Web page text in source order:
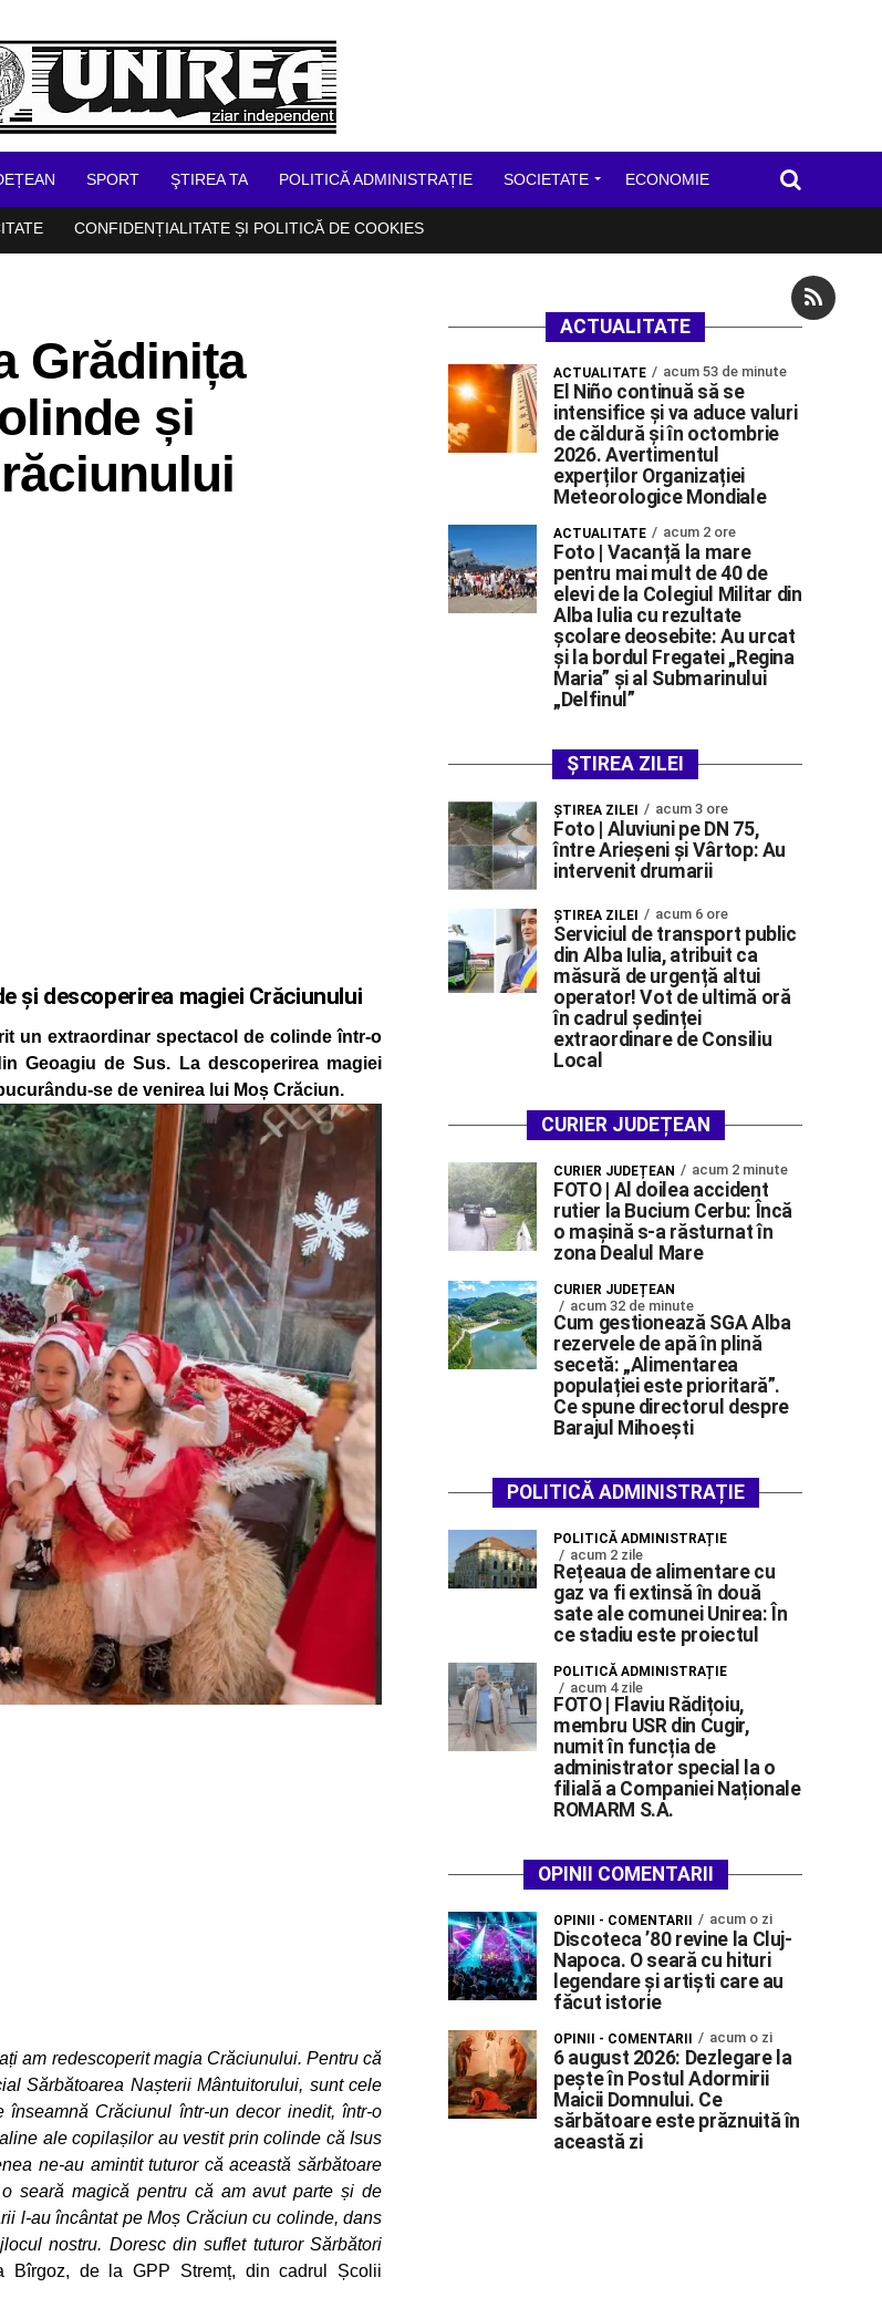
SPORT ŞTIREA TA POLITICĂ ADMINISTRAȚIE SOCIETATE ECONOMIE
CONFIDENȚIALITATE ȘI POLITICĂ DE COOKIES
Grădinița
și
și descoperirea magiei Crăciunului
un extraordinar spectacol de colinde într-o
Geoagiu de Sus. La descoperirea magiei
se de venirea lui Moș Crăciun.
am redescoperit magia Crăciunului. Pentru că
Sărbătoarea Nașterii Mântuitorului, sunt cele
Crăciunul într-un decor inedit, într-o
ale copilașilor au vestit prin colinde că Isus
ne-au amintit tuturor că această sărbătoare
seară magică pentru că am avut parte și de
l-au încântat pe Moș Crăciun cu colinde, dans
nostru. Doresc din suflet tuturor Sărbători
Bîrgoz, de la GPP Stremț, din cadrul Școlii
ACTUALITATE
ACTUALITATE acum 53 de minute
El Niño continuă să se
intensifice și va aduce valuri
de căldură și în octombrie
2026. Avertimentul
experților Organizației
Meteorologice Mondiale
ACTUALITATE acum 2 ore
Foto | Vacanță la mare
pentru mai mult de 40 de
elevi de la Colegiul Militar din
Alba Iulia cu rezultate
școlare deosebite: Au urcat
și la bordul Fregatei „Regina
Maria” și al Submarinului
„Delfinul”
ȘTIREA ZILEI
ŞTIREA ZILEI acum 3 ore
Foto | Aluviuni pe DN 75,
între Arieșeni și Vârtop: Au
intervenit drumarii
ŞTIREA ZILEI acum 6 ore
Serviciul de transport public
din Alba Iulia, atribuit ca
măsură de urgență altui
operator! Vot de ultimă oră
în cadrul ședinței
extraordinare de Consiliu
Local
CURIER JUDEȚEAN
CURIER JUDEȚEAN acum 2 minute
FOTO | Al doilea accident
rutier la Bucium Cerbu: Încă
o mașină s-a răsturnat în
zona Dealul Mare
CURIER JUDEȚEAN
acum 32 de minute
Cum gestionează SGA Alba
rezervele de apă în plină
secetă: „Alimentarea
populației este prioritară”.
Ce spune directorul despre
Barajul Mihoești
POLITICĂ ADMINISTRAȚIE
POLITICĂ ADMINISTRAȚIE
acum 2 zile
Rețeaua de alimentare cu
gaz va fi extinsă în două
sate ale comunei Unirea: În
ce stadiu este proiectul
POLITICĂ ADMINISTRAȚIE
acum 4 zile
FOTO | Flaviu Rădițoiu,
membru USR din Cugir,
numit în funcția de
administrator special la o
filială a Companiei Naționale
ROMARM S.A.
OPINII COMENTARII
OPINII - COMENTARII acum o zi
Discoteca ’80 revine la Cluj-
Napoca. O seară cu hituri
legendare și artiști care au
făcut istorie
OPINII - COMENTARII acum o zi
6 august 2026: Dezlegare la
pește în Postul Adormirii
Maicii Domnului. Ce
sărbătoare este prăznuită în
această zi